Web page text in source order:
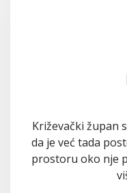
Križevački župan
da je već tada
prostoru oko nje